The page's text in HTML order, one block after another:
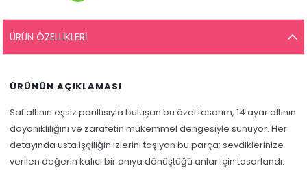
ÜRÜN ÖZELLIKLERI
ÜRÜNÜN AÇIKLAMASI
Saf altının eşsiz parıltısıyla buluşan bu özel tasarım, 14 ayar altının
dayanıklılığını ve zarafetin mükemmel dengesiyle sunuyor. Her
detayında usta işçiliğin izlerini taşıyan bu parça; sevdiklerinize
verilen değerin kalıcı bir anıya dönüştüğü anlar için tasarlandı.